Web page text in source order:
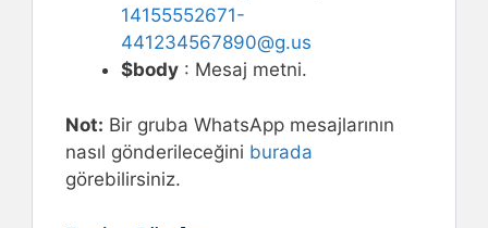
14155552671-
441234567890@g.us
$body : Mesaj metni.
Not: Bir gruba WhatsApp mesajlarının
nasıl gönderileceğini burada
görebilirsiniz.